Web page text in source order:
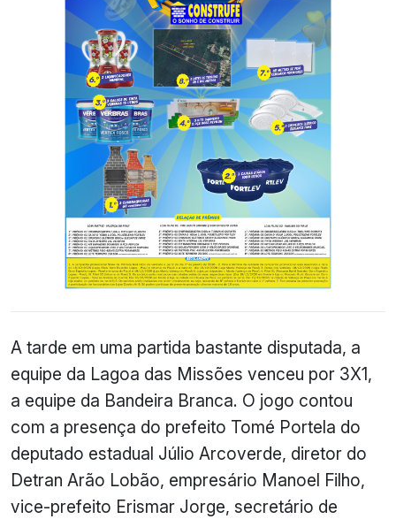
A tarde em uma partida bastante disputada, a
equipe da Lagoa das Missões venceu por 3X1,
a equipe da Bandeira Branca. O jogo contou
com a presença do prefeito Tomé Portela do
deputado estadual Júlio Arcoverde, diretor do
Detran Arão Lobão, empresário Manoel Filho,
vice-prefeito Erismar Jorge, secretário de